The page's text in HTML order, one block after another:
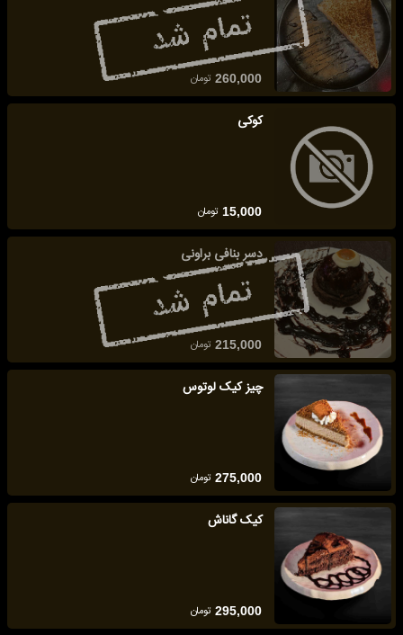
260,000 تومان
کوکی
15,000 تومان
دسر بنافی براونی
215,000 تومان
چیز کیک لوتوس
275,000 تومان
کیک گاناش
295,000 تومان